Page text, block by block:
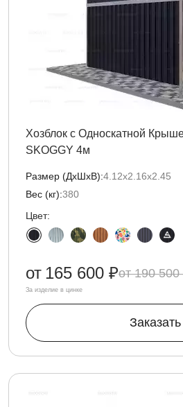
Хозблок с Односкатной
SKOGGY 4м
Размер (ДxШxВ):4.12х2.16х2.45
Вес (кг):380
Цвет:
190 500
от 165 600 ₽
За изделие в цинке
Заказать